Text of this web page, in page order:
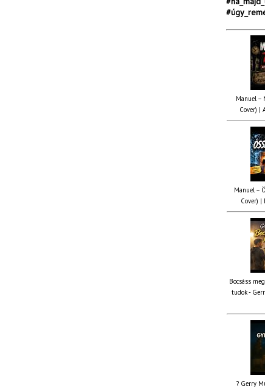
Manuel –
Cover) |
Manuel –
Cover)
Bocsáss
tudok -
? Gerry